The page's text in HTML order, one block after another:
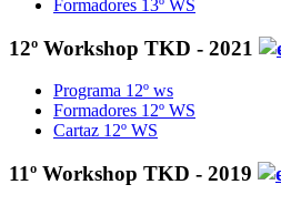
Formadores 13º WS
12º Workshop TKD - 2021
Programa 12º ws
Formadores 12º WS
Cartaz 12º WS
11º Workshop TKD - 2019